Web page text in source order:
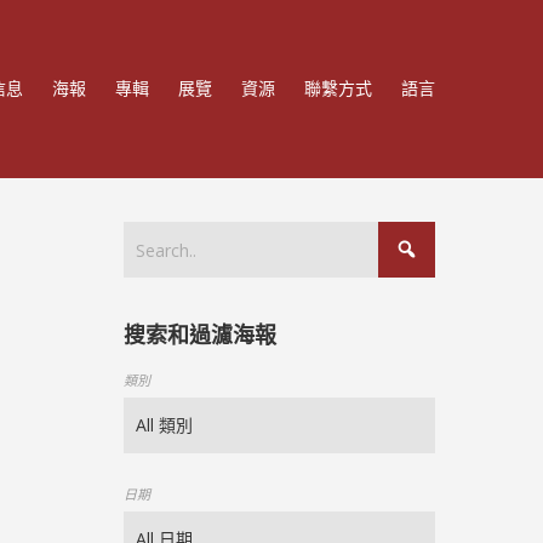
息 海報 專輯 展覽 資源 聯繫方式 語言
搜索和過濾海報
類別
日期